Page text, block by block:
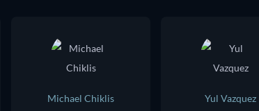
Michael Chiklis
Yul Vazquez